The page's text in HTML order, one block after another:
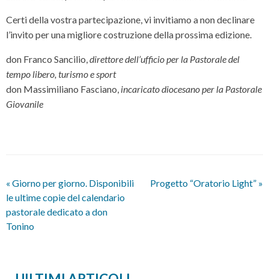
Certi della vostra partecipazione, vi invitiamo a non declinare
l’invito per una migliore costruzione della prossima edizione.
don Franco Sancilio, direttore dell’ufficio per la Pastorale del
tempo libero, turismo e sport
don Massimiliano Fasciano, incaricato diocesano per la Pastorale
Giovanile
« Giorno per giorno. Disponibili
le ultime copie del calendario
pastorale dedicato a don
Tonino
Progetto “Oratorio Light” »